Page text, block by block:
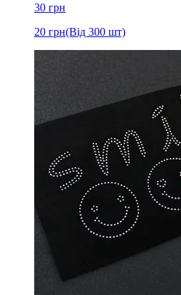
30 грн
20 грн(Від 300 шт)